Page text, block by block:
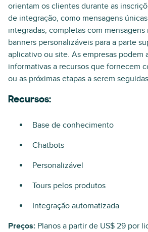
orientam os clientes durante as
de integração, como mensagens
integradas, completas com
banners personalizáveis para a parte
aplicativo ou site. As empresas podem
informativas a recursos que fornecem
ou as próximas etapas a serem
Recursos:
Base de conhecimento
Chatbots
Personalizável
Tours pelos produtos
Integração automatizada
Preços: Planos a partir de US$ 29 por